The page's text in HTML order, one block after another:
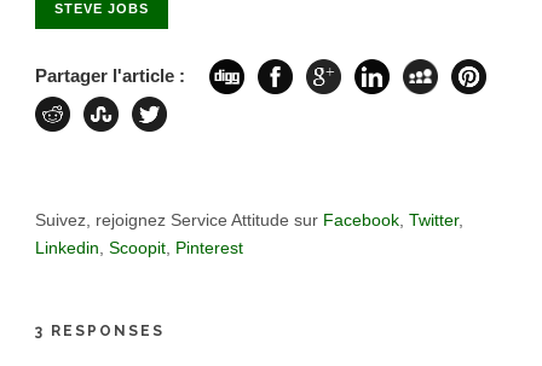
STEVE JOBS
Partager l'article :
Suivez, rejoignez Service Attitude sur Facebook Twitter,
Linkedin Scoopit Pinterest
3 RESPONSES